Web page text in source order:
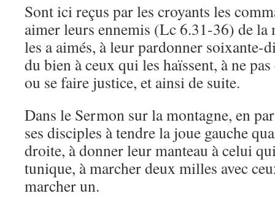
Sont ici reçus par les croyants les
aimer leurs ennemis (Lc 6.31-36) de
les a aimés, à leur pardonner soixante-
du bien à ceux qui les haïssent, à ne
ou se faire justice, et ainsi de suite.
Dans le Sermon sur la montagne, en
ses disciples à tendre la joue gauche
droite, à donner leur manteau à celui
tunique, à marcher deux milles avec
marcher un.